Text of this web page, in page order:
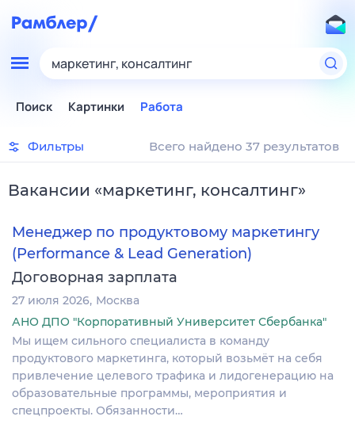
маркетинг, консалтинг
Поиск Картинки Работа
Фильтры Всего найдено 37 результатов
Вакансии «маркетинг, консалтинг»
Менеджер по продуктовому маркетингу
(Performance & Lead Generation)
Договорная зарплата
27 июля 2026 Москва
АНО ДПО "Корпоративный Университет Сбербанка"
Мы ищем сильного специалиста в команду
продуктового маркетинга, который возьмёт на себя
привлечение целевого трафика и лидогенерацию на
образовательные программы, мероприятия и
спецпроекты. Обязанности…